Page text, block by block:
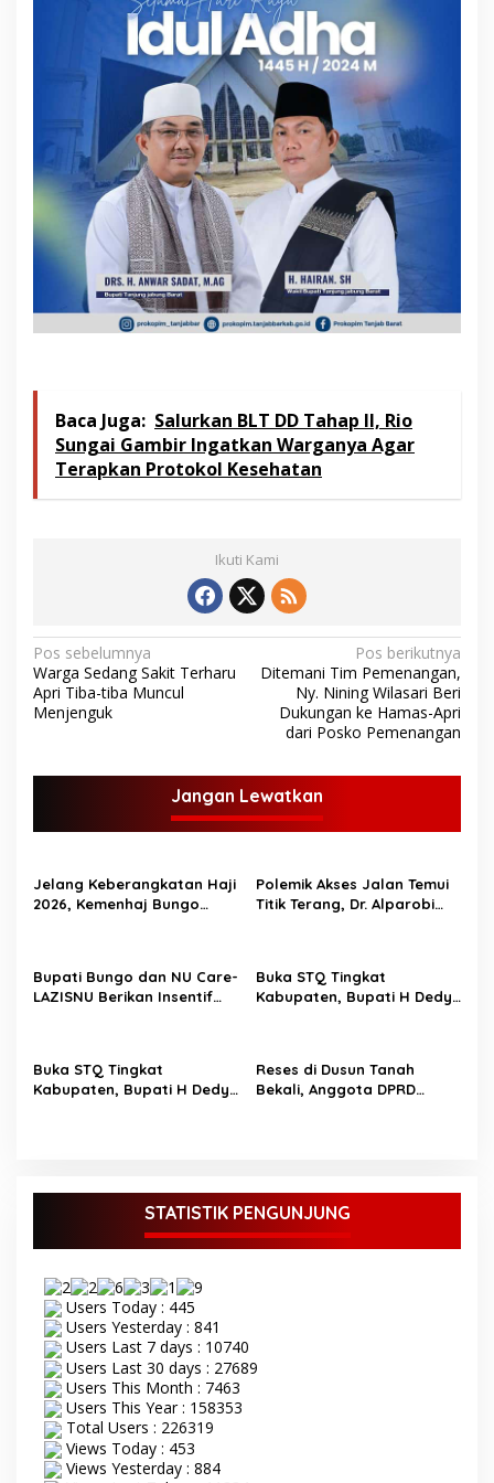
Baca Juga: Salurkan BLT DD Tahap II, Rio
Sungai Gambir Ingatkan Warganya Agar
Terapkan Protokol Kesehatan
Ikuti Kami
N
a
v
g
s
i
p
s
Pos sebelumnya
Warga Sedang Sakit Terharu
Apri Tiba-tiba Muncul
Menjenguk
Pos berikutnya
Ditemani Tim Pemenangan,
Ny. Nining Wilasari Beri
Dukungan ke Hamas-Apri
dari Posko Pemenangan
Jangan Lewatkan
Jelang Keberangkatan Haji
2026, Kemenhaj Bungo
Polemik Akses Jalan Temui
Titik Terang, Dr. Alparobi
Bupati Bungo dan NU Care-
LAZISNU Berikan Insentif
Buka STQ Tingkat
Kabupaten, Bupati H Dedy
Buka STQ Tingkat
Kabupaten, Bupati H Dedy
Wakil Bupati Bungo Ustadz
resmi Seleksi Tilawatil
Kabupaten Bungo Senin 8
September 2025. Acara
pembukaan STQ ke-53
yang di gelar di kecamatan
Tanah Sepenggal ini,
diawali dengan grand
opening STQ, dilanjutkan
dengan pelantikan dan
pengambilan sumpah
sekaligus pemasangan
Reses di Dusun Tanah
Bekali, Anggota DPRD
STATISTIK PENGUNJUNG
Users Today : 445
Users Yesterday : 841
Users Last 7 days : 10740
Users Last 30 days : 27689
Users This Month : 7463
Users This Year : 158353
Total Users : 226319
Views Today : 453
Views Yesterday : 884